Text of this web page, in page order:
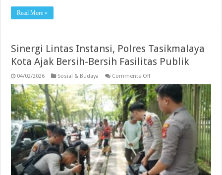
Read More »
Sinergi Lintas Instansi, Polres Tasikmalaya
Kota Ajak Bersih-Bersih Fasilitas Publik
04/02/2026 Sosial & Budaya Comments Offon
Lintas
Instansi,
Polres
Tasikmalaya
Kota
Ajak
Bersih-
Bersih
Fasilitas
Publik